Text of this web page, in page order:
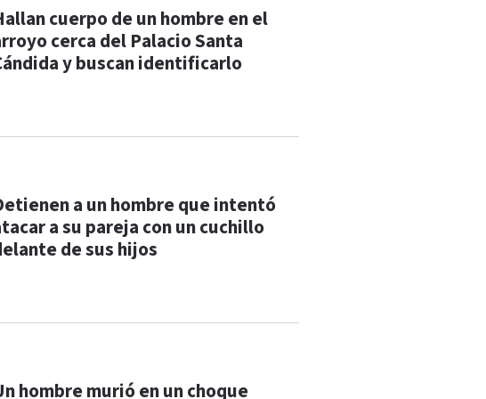
cuerpo de un hombre en el
cerca del Palacio Santa
y buscan identificarlo
a un hombre que intentó
a su pareja con un cuchillo
de sus hijos
hombre murió en un choque